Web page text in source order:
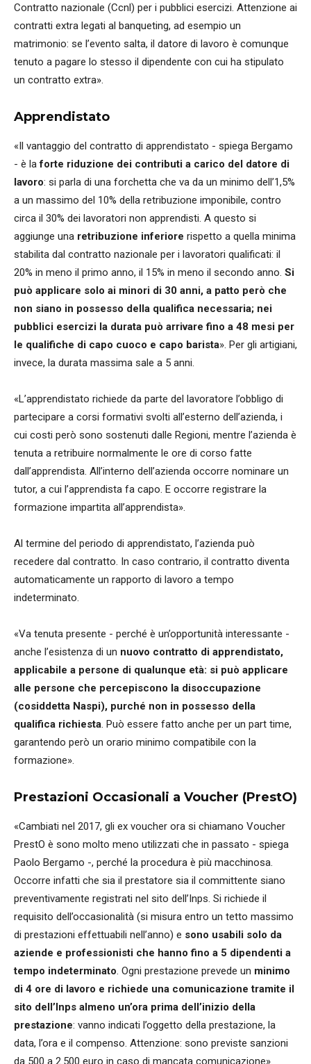
Contratto nazionale (Ccnl) per i pubblici esercizi. Attenzione ai
contratti extra legati al banqueting, ad esempio un
matrimonio: se l’evento salta, il datore di lavoro è comunque
tenuto a pagare lo stesso il dipendente con cui ha stipulato
un contratto extra».
Apprendistato
«Il vantaggio del contratto di apprendistato - spiega Bergamo
- è laforte riduzione dei contributi a carico del datore di
lavoro: si parla di una forchetta che va da un minimo dell’1,5%
a un massimo del 10% della retribuzione imponibile, contro
circa il 30% dei lavoratori non apprendisti. A questo si
aggiunge una retribuzione inferiore rispetto a quella minima
stabilita dal contratto nazionale per i lavoratori qualificati: il
20% in meno il primo anno, il 15% in meno il secondo anno. Si
può applicare solo ai minori di 30 anni, a patto però che
non siano in possesso della qualifica necessaria; nei
pubblici esercizi la durata può arrivare fino a 48 mesi per
le qualifiche di capo cuoco e capo barista». Per gli artigiani,
invece, la durata massima sale a 5 anni.
«L’apprendistato richiede da parte del lavoratore l’obbligo di
partecipare a corsi formativi svolti all’esterno dell’azienda, i
cui costi però sono sostenuti dalle Regioni, mentre l’azienda è
tenuta a retribuire normalmente le ore di corso fatte
dall’apprendista. All’interno dell’azienda occorre nominare un
tutor, a cui l’apprendista fa capo. E occorre registrare la
formazione impartita all’apprendista».
Al termine del periodo di apprendistato, l’azienda può
recedere dal contratto. In caso contrario, il contratto diventa
automaticamente un rapporto di lavoro a tempo
indeterminato.
«Va tenuta presente - perché è un’opportunità interessante -
anche l’esistenza di un nuovo contratto di apprendistato,
applicabile a persone di qualunque età: si può applicare
alle persone che percepiscono la disoccupazione
(cosiddetta Naspi), purché non in possesso della
qualifica richiesta. Può essere fatto anche per un part time,
garantendo però un orario minimo compatibile con la
formazione».
Prestazioni Occasionali a Voucher (PrestO)
«Cambiati nel 2017, gli ex voucher ora si chiamano Voucher
PrestO è sono molto meno utilizzati che in passato - spiega
Paolo Bergamo -, perché la procedura è più macchinosa.
Occorre infatti che sia il prestatore sia il committente siano
preventivamente registrati nel sito dell’Inps. Si richiede il
requisito dell’occasionalità (si misura entro un tetto massimo
di prestazioni effettuabili nell’anno) e sono usabili solo da
aziende e professionisti che hanno fino a 5 dipendenti a
tempo indeterminato. Ogni prestazione prevede un minimo
di 4 ore di lavoro e richiede una comunicazione tramite il
sito dell’Inps almeno un’ora prima dell’inizio della
prestazione: vanno indicati l’oggetto della prestazione, la
data, l’ora e il compenso. Attenzione: sono previste sanzioni
da 500 a 2.500 euro in caso di mancata comunicazione».